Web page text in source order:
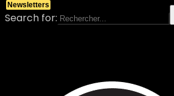
Search for:
Newsletters